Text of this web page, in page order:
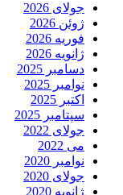
جولای 2026
ژوئن 2026
فوریه 2026
ژانویه 2026
دسامبر 2025
نوامبر 2025
اکتبر 2025
سپتامبر 2025
جولای 2022
می 2022
نوامبر 2020
جولای 2020
ژانویه 2020